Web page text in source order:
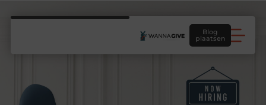
Blog
plaatsen